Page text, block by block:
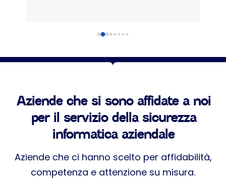
Aziende che si sono affidate a noi
per il servizio della sicurezza
informatica aziendale
Aziende che ci hanno scelto per affidabilità,
competenza e attenzione su misura.